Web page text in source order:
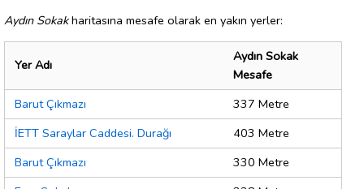
Aydın Sokakharitasına mesafe olarak en yakın yerler:
Yer Adı
Aydın Sokak
Mesafe
Barut Çıkmazı
337 Metre
İETT Saraylar Caddesi. Durağı
403 Metre
Barut Çıkmazı
330 Metre